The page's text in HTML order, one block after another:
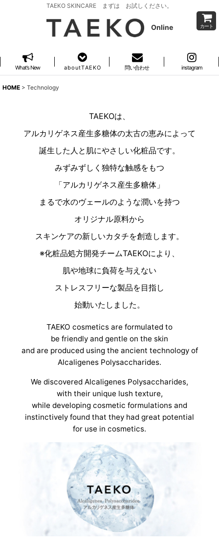
TAEKO SKINCARE まずは お試しください。
Online カート
What's New a b o u t T A E K O 問い合わせ instagram
HOME > Technology
TAEKOは、
アルカリゲネス産生多糖体の太古の恵みによって
誕生した人と肌にやさしい化粧品です。
みずみずしく独特な触感をもつ
「アルカリゲネス産生多糖体」
まるで水のヴェールのような潤いを持つ
オリジナル原料から
スキンケアの新しいカタチを創造します。
※化粧品処方開発チームTAEKOにより、
肌や地球に負荷を与えない
ストレスフリーな製品を目指し
始動いたしました。
TAEKO cosmetics are formulated to
be friendly and gentle on the skin
and are produced using the ancient technology of
Alcaligenes Polysaccharides.
We discovered Alcaligenes Polysaccharides,
with their unique lush texture,
while developing cosmetic formulations and
instinctively found that they had great potential
for use in cosmetics.